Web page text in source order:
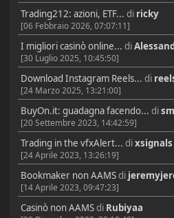
Trading212: azioni, ETF... di ricky
[06 Febbraio 2026, 07:07:11]
I migliori casinò online... di
[30 Luglio 2025, 10:45:50]
Download Instagram Reels... di
[24 Marzo 2025, 13:21:00]
BuyOn.it: guadagna facendo... di
[20 Settembre 2023, 14:42:59]
Trading in the vfxAlert... dixsignals
[24 Aprile 2023, 13:26:19]
Bookmaker non AAMSdi
[14 Aprile 2023, 09:47:23]
Casinò non AAMSdi Rubiyaa